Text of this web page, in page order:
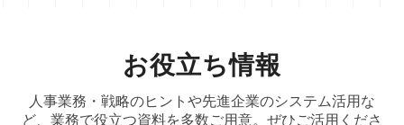
お役立ち情報
人事業務・戦略のヒントや先進企業のシステム活用な
ど、業務で役立つ資料を多数ご用意。ぜひご活用くださ